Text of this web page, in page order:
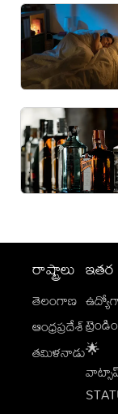
రాష్ట్రాలు
తెలంగాణ
ఆంధ్రప్రదేశ్
తమిళనాడు
ఇతర
🌟